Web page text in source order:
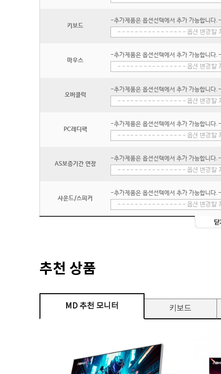
키보드
-추가제품은 옵션선택에서 추가 가능합니다.-
마우스
-추가제품은 옵션선택에서 추가 가능합니다.-
오버클럭
-추가제품은 옵션선택에서 추가 가능합니다.-
PC레디팩
-추가제품은 옵션선택에서 추가 가능합니다.-
AS보증기간 연장
-추가제품은 옵션선택에서 추가 가능합니다.-
사운드/스피커
-추가제품은 옵션선택에서 추가 가능합니다.-
추천 상품
MD 추천 모니터 키보드